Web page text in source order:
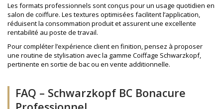
Les formats professionnels sont conçus pour un usage quotidien en
salon de coiffure. Les textures optimisées facilitent l’application,
réduisent la consommation produit et assurent une excellente
rentabilité au poste de travail.
Pour compléter l’expérience client en finition, pensez à proposer
une routine de stylisation avec la gamme Coiffage Schwarzkopf,
pertinente en sortie de bac ou en vente additionnelle.
FAQ – Schwarzkopf BC Bonacure